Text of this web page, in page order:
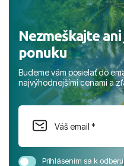
Nezmeškajte
ponuku
Budeme vám posielať do
najvýhodnejšími cenami a
Prihlásením sa k